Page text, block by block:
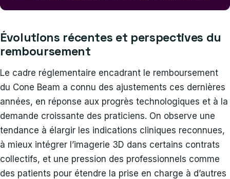
Évolutions récentes et perspectives du
remboursement
Le cadre réglementaire encadrant le remboursement
du Cone Beam a connu des ajustements ces dernières
années, en réponse aux progrès technologiques et à la
demande croissante des praticiens. On observe une
tendance à élargir les indications cliniques reconnues,
à mieux intégrer l’imagerie 3D dans certains contrats
collectifs, et une pression des professionnels comme
des patients pour étendre la prise en charge à d’autres